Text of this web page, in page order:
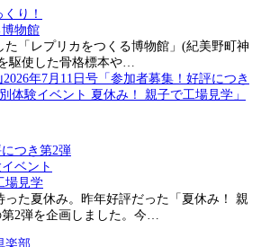
り！
物館
た「レプリカをつくる博物館」(紀美野町神
駆使した骨格標本や…
つき第2弾
ベント
場見学
った夏休み。昨年好評だった「夏休み！ 親
2弾を企画しました。今…